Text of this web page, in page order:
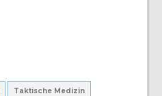
Taktische Medizin